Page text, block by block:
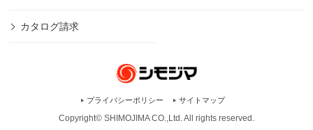
カタログ請求
プライバシーポリシー サイトマップ
Copyright© SHIMOJIMA CO.,Ltd. All rights reserved.